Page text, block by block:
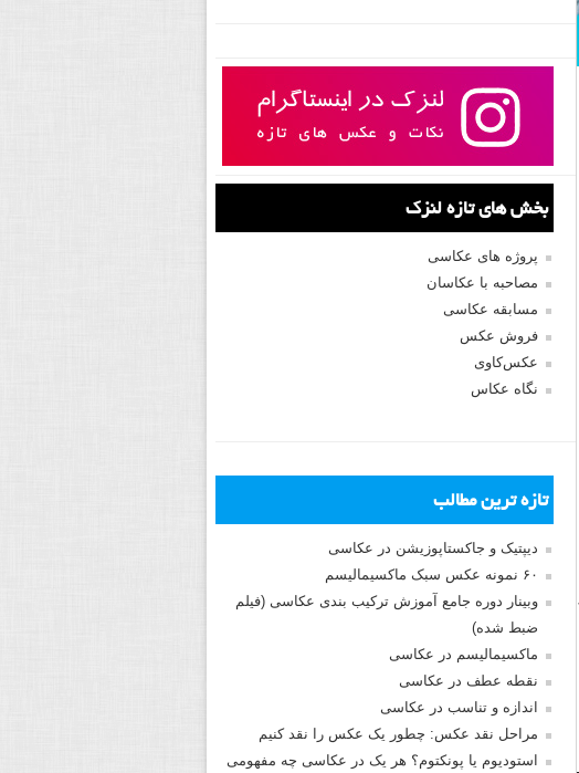
بخش های تازه لنزک
پروژه های عکاسی
مصاحبه با عکاسان
مسابقه عکاسی
فروش عکس
عکس‌کاوی
نگاه عکاس
تازه ترین مطالب
دیپتیک و جاکستا‌پوزیشن در عکاسی
۶۰ نمونه عکس سبک ماکسیمالیسم
وبینار دوره جامع آموزش ترکیب بندی عکاسی (فیلم
ضبط شده)
ماکسیمالیسم در عکاسی
نقطه عطف در عکاسی
اندازه و تناسب در عکاسی
مراحل نقد عکس: چطور یک عکس را نقد کنیم
استودیوم یا پونکتوم؟ هر یک در عکاسی چه مفهومی